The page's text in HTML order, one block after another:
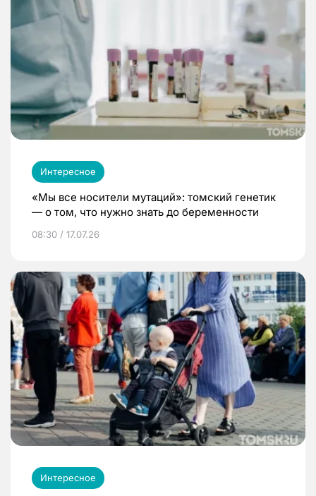
Интересное
«Мы все носители мутаций»: томский генетик
— о том, что нужно знать до беременности
08:30 / 17.07.26
Интересное